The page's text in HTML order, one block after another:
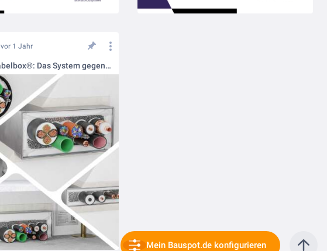
vor 1 Jahr
Wichmann Kabelbox®: Das System gegen Brandschutzfrust
Mein Bauspot.de konfigurieren